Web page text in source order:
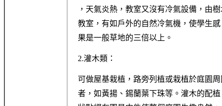
，天氣炎熱，教室又沒有冷氣設備，由
教室，有如戶外的自然冷氣機，使學生
果是一般草地的三倍以上。
2.灌木類：
可做屋基栽植，路旁列植或栽植於庭園
者，如黃揚、錫蘭葉下珠等。灌木的配